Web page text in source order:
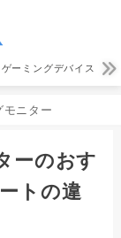
ゲーミングデバイス
モニター
ーのおす
トの違